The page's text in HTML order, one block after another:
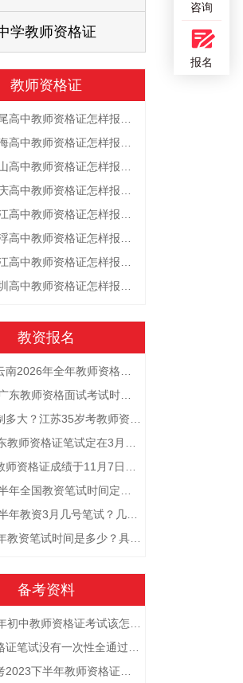
学教师资格证
教师资格证
中教师资格证怎样报名 附流程
中教师资格证怎样报名 附流程
中教师资格证怎样报名 附流程
中教师资格证怎样报名 附流程
中教师资格证怎样报名 附流程
中教师资格证怎样报名 附流程
中教师资格证怎样报名 附流程
中教师资格证怎样报名 附流程
教资报名
年全年教师资格证考试日程大公开！
资格面试考试时间及科目内容（怎么考）
？江苏35岁考教师资格证晚吗？
资格证笔试定在3月7日！附考试指南
资格证成绩于11月7日10点查！
年全国教资笔试时间定档！
教资3月几号笔试？几点开考
笔试时间是多少？具体安排表一览
备考资料
中教师资格证考试该怎么复习？
没有一次性全通过下次需要重新报考吗？
下半年教师资格证需要报班备考吗？
咨询
报名